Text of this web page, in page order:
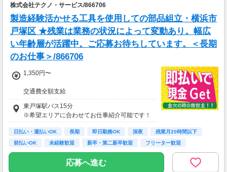
株式会社テクノ・サービス/866706
製造経験活かせる工具を使用しての部品組立・横浜市
戸塚区 ★残業は業務の状況によって変動あり。幅広
い年齢層が活躍中。ご応募お待ちしています。＜長期
のお仕事＞/866706
1,350円〜
交通費全額支給
即払い制度有
東戸塚駅バス15分
※希望エリアに合わせてお仕事紹介可能です！
日払い・週払いOK 長期 即日勤務OK 深夜
残業月20時間以下
前払いOK
未経験歓迎 新卒・第二新卒歓迎 フリーター歓迎
応募へ進む